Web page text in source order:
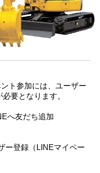
ト参加には、ユーザー
要となります。
へ友だち追加
ー登録（LINEマイペー